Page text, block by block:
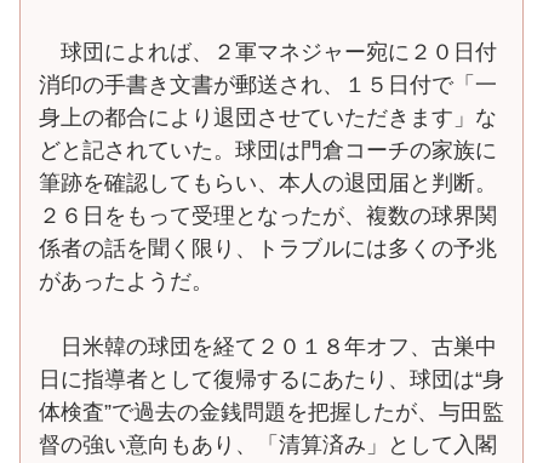
球団によれば、２軍マネジャー宛に２０日付
消印の手書き文書が郵送され、１５日付で「一
身上の都合により退団させていただきます」な
どと記されていた。球団は門倉コーチの家族に
筆跡を確認してもらい、本人の退団届と判断。
２６日をもって受理となったが、複数の球界関
係者の話を聞く限り、トラブルには多くの予兆
があったようだ。
日米韓の球団を経て２０１８年オフ、古巣中
日に指導者として復帰するにあたり、球団は“身
体検査”で過去の金銭問題を把握したが、与田監
督の強い意向もあり、「清算済み」として入閣